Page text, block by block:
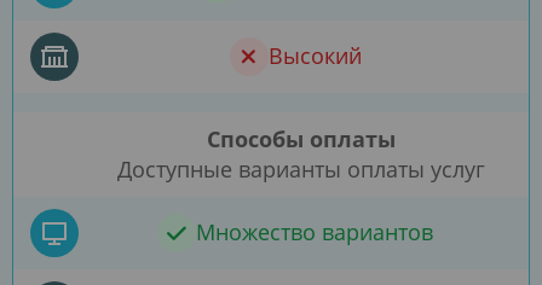
Высокий
Способы оплаты
Доступные варианты оплаты услуг
Множество вариантов